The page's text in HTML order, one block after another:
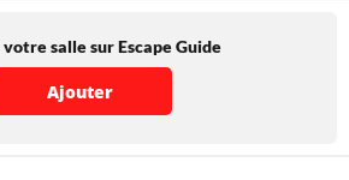
salle sur Escape Guide
Ajouter